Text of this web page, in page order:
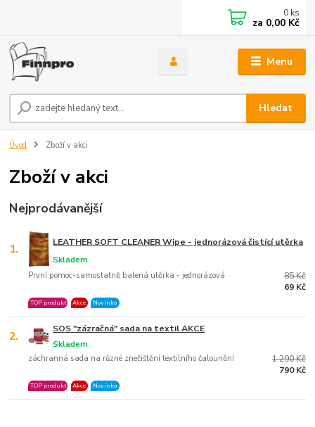
Menu
Hledat
0 ks
za 0,00 Kč
Úvod Zboží v akci
Zboží v akci
Nejprodávanější
1. LEATHER SOFT CLEANER Wipe - jednorázová čistící utěrka
První pomoc-samostatně balená utěrka - jednorázová
Skladem
TOP produkt Akce Novinka
85 Kč
69 Kč
2. SOS "zázračná" sada na textil AKCE
záchranná sada na různé znečištění textilního čalounění
Skladem
TOP produkt Akce Novinka
1 290 Kč
790 Kč